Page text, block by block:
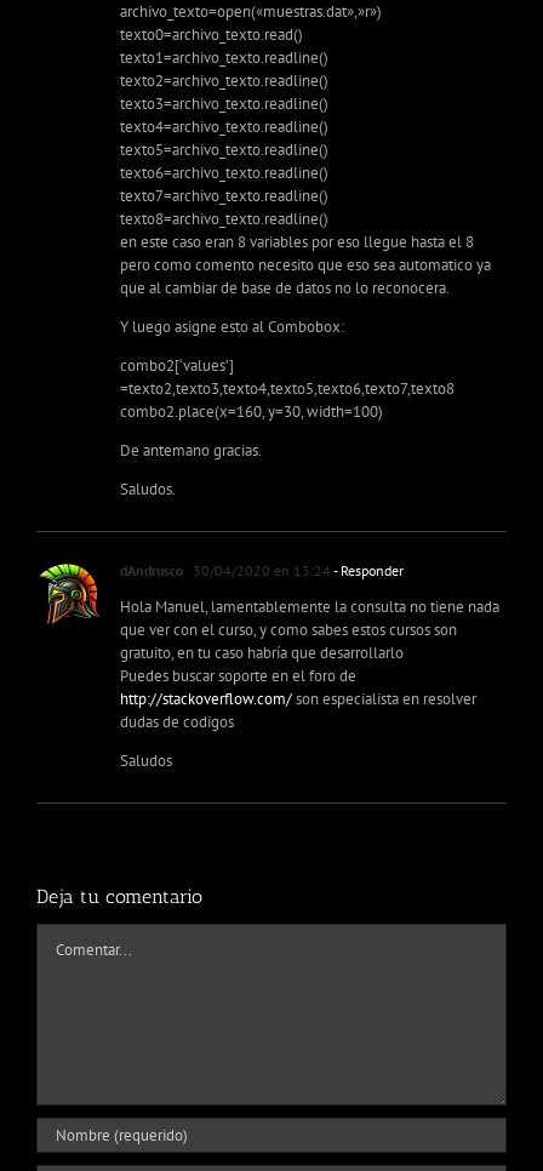
archivo_texto=open(«muestras.dat»,»r»)
texto0=archivo_texto.read()
texto1=archivo_texto.readline()
texto2=archivo_texto.readline()
texto3=archivo_texto.readline()
texto4=archivo_texto.readline()
texto5=archivo_texto.readline()
texto6=archivo_texto.readline()
texto7=archivo_texto.readline()
texto8=archivo_texto.readline()
en este caso eran 8 variables por eso llegue hasta el 8
pero como comento necesito que eso sea automatico ya
que al cambiar de base de datos no lo reconocera.
Y luego asigne esto al Combobox:
combo2[‘values’]
=texto2,texto3,texto4,texto5,texto6,texto7,texto8
combo2.place(x=160, y=30, width=100)
De antemano gracias.
Saludos.
dAndrusco 30/04/2020 en 13:24 - Responder
Hola Manuel, lamentablemente la consulta no tiene nada
que ver con el curso, y como sabes estos cursos son
gratuito, en tu caso habría que desarrollarlo
Puedes buscar soporte en el foro de
http://stackoverflow.com/son especialista en resolver
dudas de codigos
Saludos
Deja tu comentario